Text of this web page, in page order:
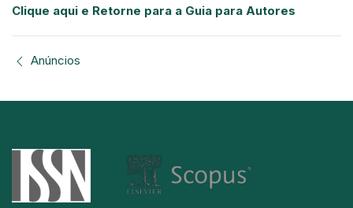
Clique aqui e Retorne para a Guia para Autores
Anúncios